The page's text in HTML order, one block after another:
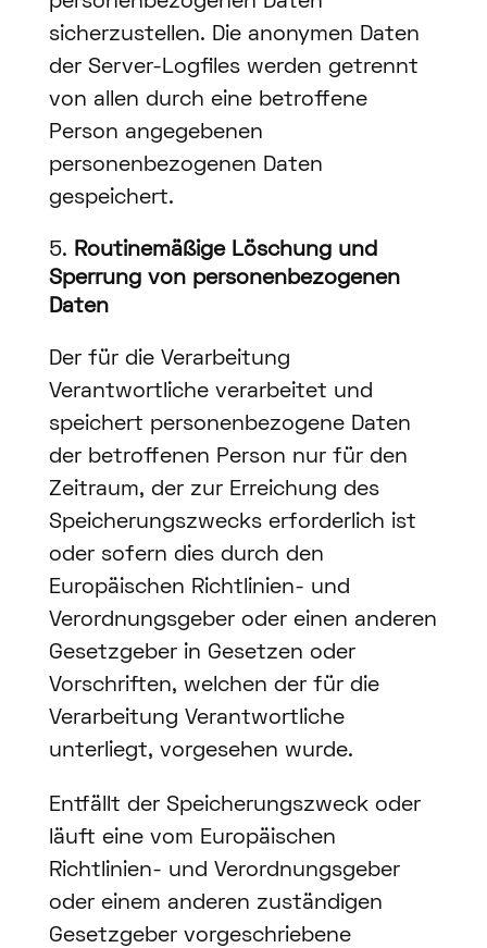
sicherzustellen. Die anonymen Daten
der Server-Logfiles werden getrennt
von allen durch eine betroffene
Person angegebenen
personenbezogenen Daten
gespeichert.
Routinemäßige Löschung und
Sperrung von personenbezogenen
Daten
Der für die Verarbeitung
Verantwortliche verarbeitet und
speichert personenbezogene Daten
der betroffenen Person nur für den
Zeitraum, der zur Erreichung des
Speicherungszwecks erforderlich ist
oder sofern dies durch den
Europäischen Richtlinien- und
Verordnungsgeber oder einen anderen
Gesetzgeber in Gesetzen oder
Vorschriften, welchen der für die
Verarbeitung Verantwortliche
unterliegt, vorgesehen wurde.
Entfällt der Speicherungszweck oder
läuft eine vom Europäischen
Richtlinien- und Verordnungsgeber
oder einem anderen zuständigen
Gesetzgeber vorgeschriebene